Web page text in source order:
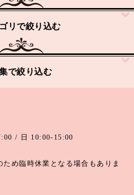
リで絞り込む
で絞り込む
/ 日 10:00-15:00
め臨時休業となる場合もありま